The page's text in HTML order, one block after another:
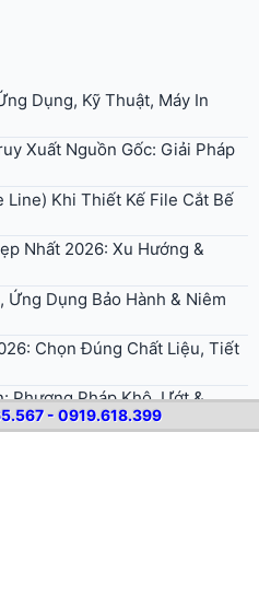
- 0919.618.399
Dụng, Kỹ Thuật, Máy In
Xuất Nguồn Gốc: Giải Pháp
Line) Khi Thiết Kế File Cắt Bế
Nhất 2026: Xu Hướng &
Ứng Dụng Bảo Hành & Niêm
Chọn Đúng Chất Liệu, Tiết
Phương Pháp Khô, Ướt &